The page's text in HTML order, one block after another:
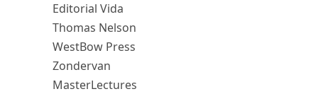
Editorial Vida
Thomas Nelson
WestBow Press
Zondervan
MasterLectures